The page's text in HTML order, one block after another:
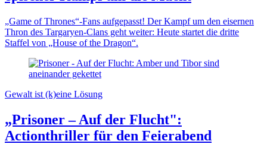
„Game of Thrones“-Fans aufgepasst! Der Kampf um den eisernen
Thron des Targaryen-Clans geht weiter: Heute startet die dritte
Staffel von „House of the Dragon“.
Gewalt ist (k)eine Lösung
„Prisoner – Auf der Flucht":
Actionthriller für den Feierabend